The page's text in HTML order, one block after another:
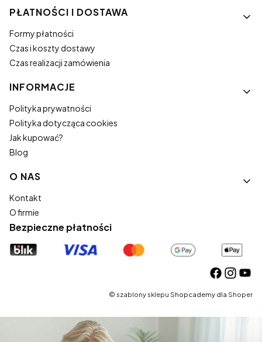
PŁATNOŚCI I DOSTAWA
Formy płatności
Czas i koszty dostawy
Czas realizacji zamówienia
INFORMACJE
Polityka prywatności
Polityka dotycząca cookies
Jak kupować?
Blog
O NAS
Kontakt
O firmie
Bezpieczne płatności
© szablony sklepu Shopcademy dla Shoper